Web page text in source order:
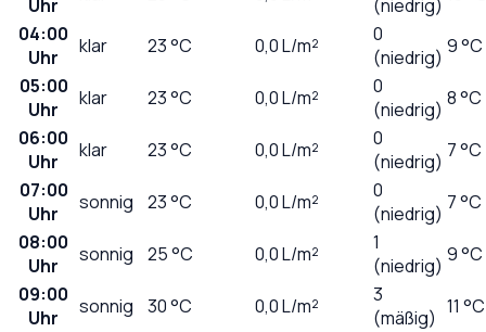
Uhr
(niedrig)
04:00
Uhr
klar 23°C 0,0L/m²
0
(niedrig) 9 °C
05:00
Uhr
klar 23°C 0,0L/m²
0
(niedrig) 8 °C
06:00
Uhr
klar 23°C 0,0L/m²
0
(niedrig) 7 °C
07:00
Uhr
sonnig 23°C 0,0L/m²
0
(niedrig) 7 °C
08:00
Uhr
sonnig 25°C 0,0L/m²
1
(niedrig) 9 °C
09:00
Uhr
sonnig 30°C 0,0L/m²
3
(mäßig) 11 °C